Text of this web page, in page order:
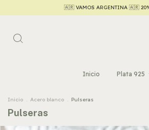
OFF contado efectivo/transferencia 💵 Hasta 6
Inicio Plata 925
Inicio . Acero blanco . Pulseras
Pulseras